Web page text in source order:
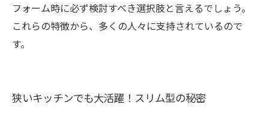
フォーム時に必ず検討すべき選択肢と言えるでしょう。
これらの特徴から、多くの人々に支持されているので
す。
狭いキッチンでも大活躍！スリム型の秘密